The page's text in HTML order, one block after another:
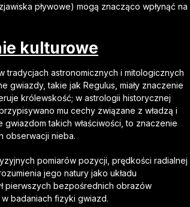
pływowe) mogą znacząco wpłynąć na
kulturowe
tradycjach astronomicznych i mitologicznych
gwiazdy, takie jak Regulus, miały znaczenie
królewskość; w astrologii historycznej
mu cechy związane z władzą i
takich właściwości, to znaczenie
obserwacji nieba.
pomiarów pozycji, prędkości radialnej
jego natury jako układu
pierwszych bezpośrednich obrazów
badaniach fizyki gwiazd.